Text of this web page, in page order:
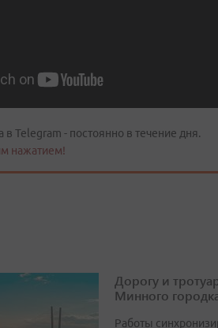
в Telegram - постоянно в течение дня.
нажатием!
Дорогу и
Минного
Работы